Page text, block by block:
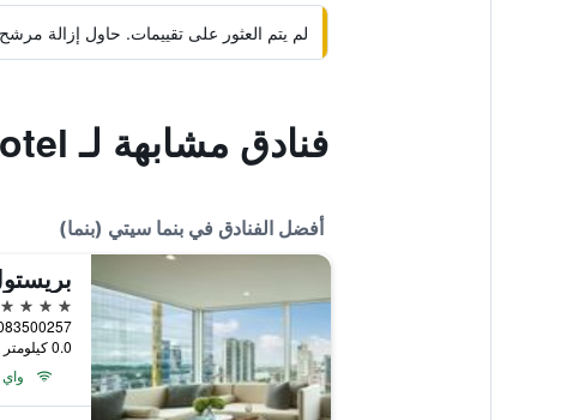
لم يتم العثور على تقييمات. حاول إزالة
فنادق مشابهة لـ Casa Sucre Boutique Hotel
أفضل الفنادق في بنما سيتي (بنما)
5 نجوم
0.0 كيلومتر عن وسط المدينة